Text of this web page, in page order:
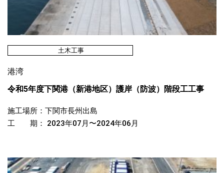
土木工事
港湾
令和5年度下関港（新港地区）護岸（防波）階段工工事
施工場所：下関市長州出島
工 期： 2023年07月〜2024年06月